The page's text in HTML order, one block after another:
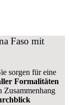
Faso mit
sorgen für eine
Formalitäten
Zusammenhang